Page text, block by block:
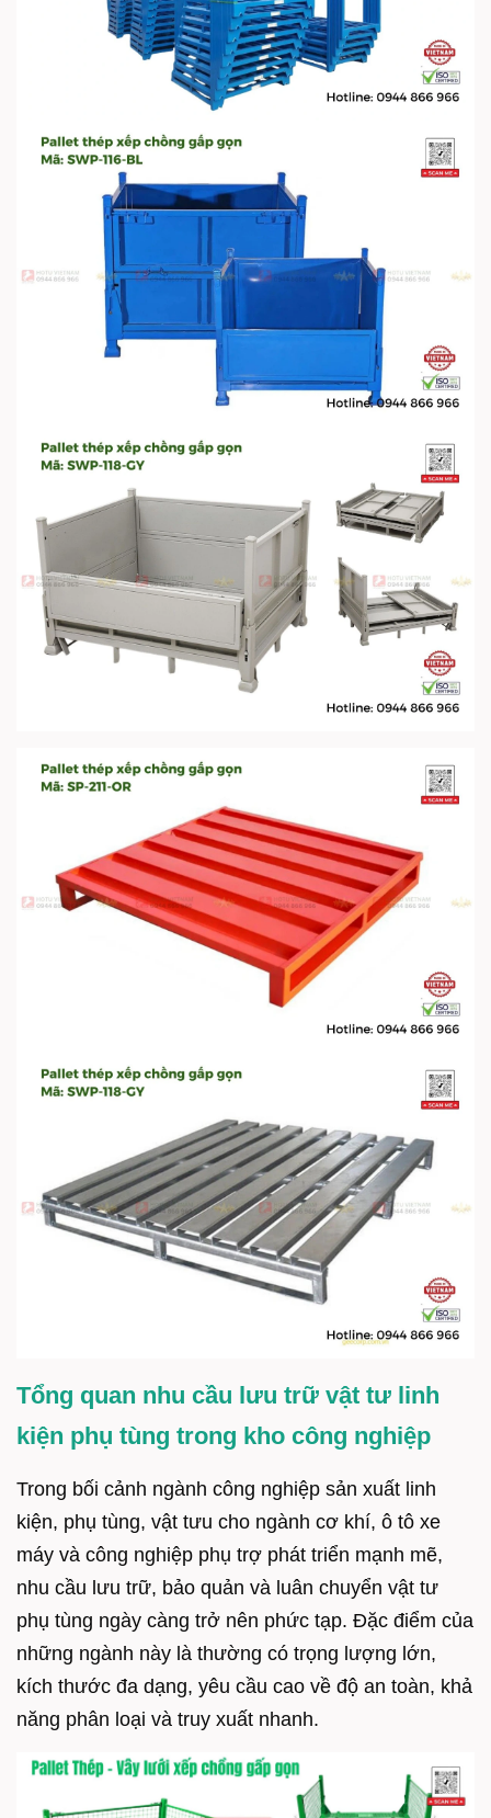
Tổng quan nhu cầu lưu trữ vật tư linh
kiện phụ tùng trong kho công nghiệp
Trong bối cảnh ngành công nghiệp sản xuất linh
kiện, phụ tùng, vật tưu cho ngành cơ khí, ô tô xe
máy và công nghiệp phụ trợ phát triển mạnh mẽ,
nhu cầu lưu trữ, bảo quản và luân chuyển vật tư
phụ tùng ngày càng trở nên phức tạp. Đặc điểm của
những ngành này là thường có trọng lượng lớn,
kích thước đa dạng, yêu cầu cao về độ an toàn, khả
năng phân loại và truy xuất nhanh.